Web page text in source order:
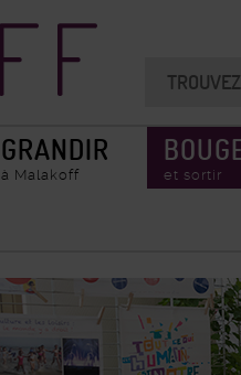
GRANDIR
à Malakoff et sortir